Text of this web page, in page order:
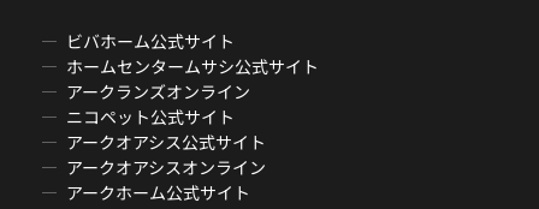
ビバホーム公式サイト
ホームセンタームサシ公式サイト
アークランズオンライン
ニコペット公式サイト
アークオアシス公式サイト
アークオアシスオンライン
アークホーム公式サイト